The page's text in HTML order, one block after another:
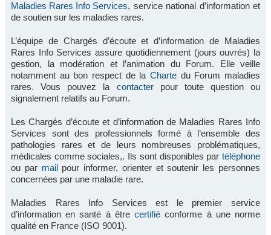
Maladies Rares Info Services, service national d’information et
de soutien sur les maladies rares.
L’équipe de Chargés d’écoute et d’information de Maladies
Rares Info Services assure quotidiennement (jours ouvrés) la
gestion, la modération et l’animation du Forum. Elle veille
notamment au bon respect de la Charte du Forum maladies
rares. Vous pouvez la contacterpour toute question ou
signalement relatifs au Forum.
Les Chargés d’écoute et d’information de Maladies Rares Info
Services sont des professionnels formé à l’ensemble des
pathologies rares et de leurs nombreuses problématiques,
médicales comme sociales,. Ils sont disponibles par téléphone
ou par mailpour informer, orienter et soutenir les personnes
concernées par une maladie rare.
Maladies Rares Info Services est le premier service
d’information en santé à êtrecertifié conforme à une norme
qualité en France (ISO 9001).